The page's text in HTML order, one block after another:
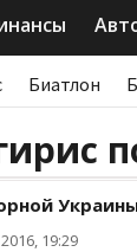
Биатлон
19:29